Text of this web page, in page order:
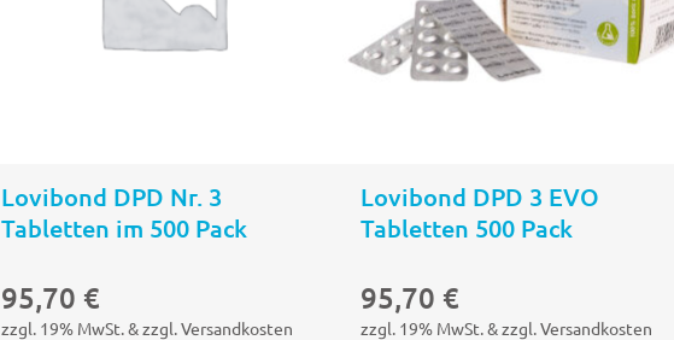
Lovibond DPD Nr. 3
Tabletten im 500 Pack
95,70 €
zzgl. 19% MwSt. & zzgl. Versandkosten
Lovibond DPD 3 EVO
Tabletten 500 Pack
95,70 €
zzgl. 19% MwSt. & zzgl. Versandkosten